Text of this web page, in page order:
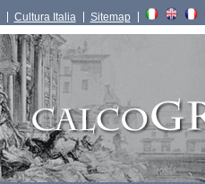
Cultura Italia Sitemap